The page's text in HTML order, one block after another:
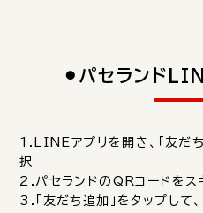
⚫︎パセランド
1.LINEアプリを開き、「友だち
択
2.パセランドのQRコードをス
3.「友だち追加」をタップして